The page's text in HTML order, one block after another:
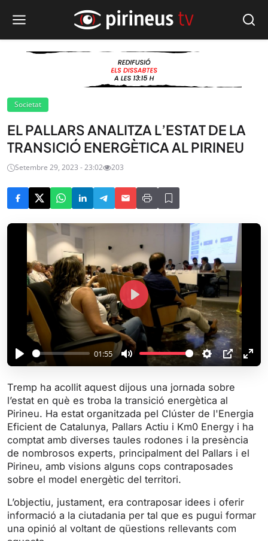
Societat
EL PALLARS ANALITZA L’ESTAT DE LA
TRANSICIÓ ENERGÈTICA AL PIRINEU
Setembre 29, 2023 - 23:02 203
P
a
y
01:55
M
u
t
e
S
t
t
i
n
g
s
P
E
e
r
u
c
P
l
a
y
Tremp ha acollit aquest dijous una jornada sobre
l’estat en què es troba la transició energètica al
Pirineu. Ha estat organitzada pel Clúster de l'Energia
Eficient de Catalunya, Pallars Actiu i Km0 Energy i ha
comptat amb diverses taules rodones i la presència
de nombrosos experts, principalment del Pallars i el
Pirineu, amb visions alguns cops contraposades
sobre el model energètic del territori.
L’objectiu, justament, era contraposar idees i oferir
informació a la ciutadania per tal que es pugui formar
una opinió al voltant de qüestions rellevants com